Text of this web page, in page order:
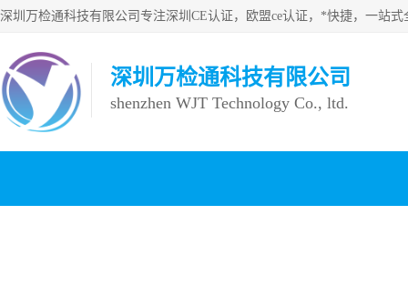
深圳万检通科技有限公司
shenzhen WJT Technology Co., ltd.